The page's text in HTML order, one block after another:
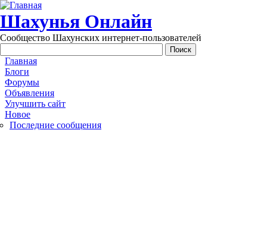
Перейти к основному содержанию
Шахунья Онлайн
Сообщество Шахунских интернет-пользователей
Main menu
Главная
Блоги
Форумы
Объявления
Улучшить сайт
Новое
Последние сообщения